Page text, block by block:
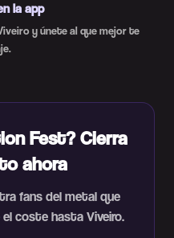
la app
y únete al que mejor te
Fest? Cierra
ahora
fans del metal que
coste hasta Viveiro.